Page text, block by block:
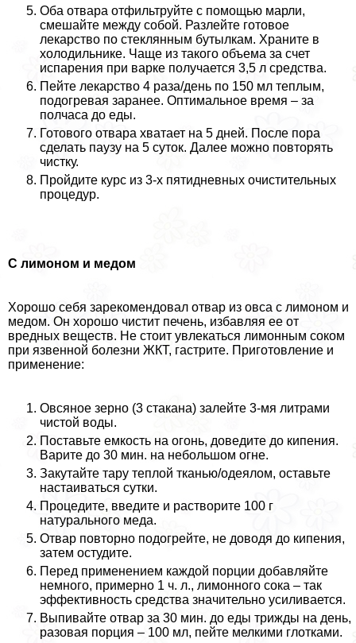
Оба отвара отфильтруйте с помощью марли,
смешайте между собой. Разлейте готовое
лекарство по стеклянным бутылкам. Храните в
холодильнике. Чаще из такого объема за счет
испарения при варке получается 3,5 л средства.
Пейте лекарство 4 раза/день по 150 мл теплым,
подогревая заранее. Оптимальное время – за
полчаса до еды.
Готового отвара хватает на 5 дней. После пора
сделать паузу на 5 суток. Далее можно повторять
чистку.
Пройдите курс из 3-х пятидневных очистительных
процедур.
С лимоном и медом
Хорошо себя зарекомендовал отвар из овса с лимоном и
медом. Он хорошо чистит печень, избавляя ее от
вредных веществ. Не стоит увлекаться лимонным соком
при язвенной болезни ЖКТ, гастрите. Приготовление и
применение:
Овсяное зерно (3 стакана) залейте 3-мя литрами
чистой воды.
Поставьте емкость на огонь, доведите до кипения.
Варите до 30 мин. на небольшом огне.
Закутайте тару теплой тканью/одеялом, оставьте
настаиваться сутки.
Процедите, введите и растворите 100 г
натурального меда.
Отвар повторно подогрейте, не доводя до кипения,
затем остудите.
Перед применением каждой порции добавляйте
немного, примерно 1 ч. л., лимонного сока – так
эффективность средства значительно усиливается.
Выпивайте отвар за 30 мин. до еды трижды на день,
разовая порция – 100 мл, пейте мелкими глотками.